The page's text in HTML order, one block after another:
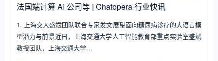
法国端计算 AI 公司等 | Chatopera 行业快讯
1. 上海交大盛斌团队联合专家发文展望面向糖尿病诊疗的大语言模
型潜力与前景近日，上海交通大学人工智能教育部重点实验室盛斌
教授团队，上海交通大学…